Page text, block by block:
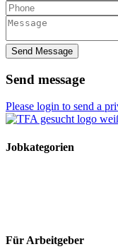
Send Message
Send message
Please login to send a
Jobkategorien
Für Arbeitgeber